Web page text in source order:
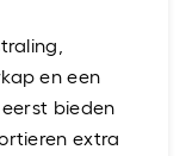
en een
bieden
extra